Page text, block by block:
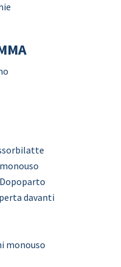
davanti
monouso